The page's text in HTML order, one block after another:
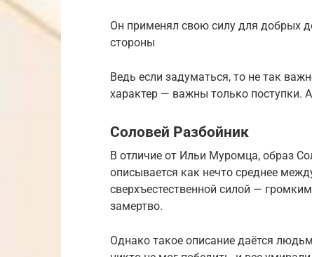
Он применял свою силу для добрых
стороны
Ведь если задуматься, то не так
характер — важны только поступки.
Соловей Разбойник
В отличие от Ильи Муромца, образ
описывается как нечто среднее
сверхъестественной силой —
замертво.
Однако такое описание даётся